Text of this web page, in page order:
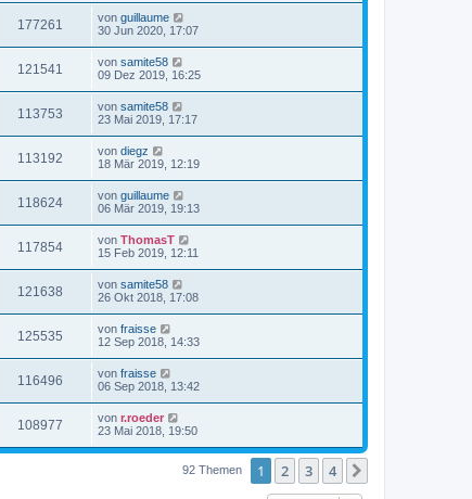
177261 von guillaume
30 Jun 2020, 17:07
121541 von samite58
09 Dez 2019, 16:25
113753 von samite58
23 Mai 2019, 17:17
113192 von diegz
18 Mär 2019, 12:19
118624 von guillaume
06 Mär 2019, 19:13
117854 von ThomasT
15 Feb 2019, 12:11
121638 von samite58
26 Okt 2018, 17:08
125535 von fraisse
12 Sep 2018, 14:33
116496 von fraisse
06 Sep 2018, 13:42
108977 von r.roeder
23 Mai 2018, 19:50
92 Themen 1 2 3 4